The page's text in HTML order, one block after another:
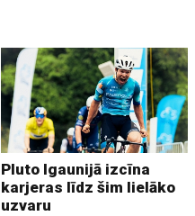
Pluto Igaunijā izcīna
karjeras līdz šim lielāko
uzvaru